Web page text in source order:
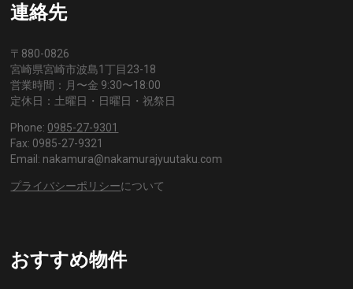
連絡先
〒880-0826
宮崎県宮崎市波島1丁目23-18
営業時間：月〜金 9:30〜18:00
定休日：土曜日・日曜日・祝祭日
Phone: 0985-27-9301
Fax: 0985-27-9321
Email: nakamura@nakamurajyuutaku.com
プライバシーポリシーについて
おすすめ物件